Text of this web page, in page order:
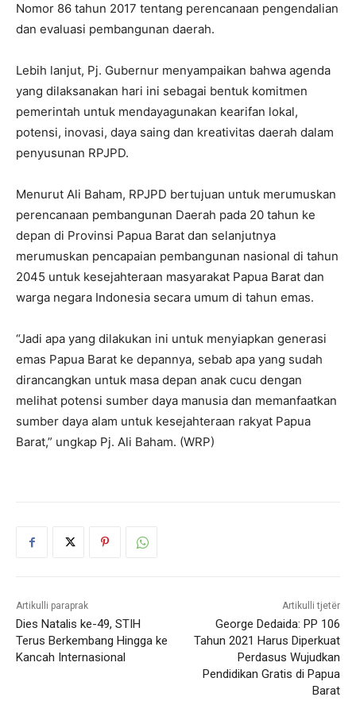
Nomor 86 tahun 2017 tentang perencanaan pengendalian
dan evaluasi pembangunan daerah.
Lebih lanjut, Pj. Gubernur menyampaikan bahwa agenda
yang dilaksanakan hari ini sebagai bentuk komitmen
pemerintah untuk mendayagunakan kearifan lokal,
potensi, inovasi, daya saing dan kreativitas daerah dalam
penyusunan RPJPD.
Menurut Ali Baham, RPJPD bertujuan untuk merumuskan
perencanaan pembangunan Daerah pada 20 tahun ke
depan di Provinsi Papua Barat dan selanjutnya
merumuskan pencapaian pembangunan nasional di tahun
2045 untuk kesejahteraan masyarakat Papua Barat dan
warga negara Indonesia secara umum di tahun emas.
“Jadi apa yang dilakukan ini untuk menyiapkan generasi
emas Papua Barat ke depannya, sebab apa yang sudah
dirancangkan untuk masa depan anak cucu dengan
melihat potensi sumber daya manusia dan memanfaatkan
sumber daya alam untuk kesejahteraan rakyat Papua
Barat,” ungkap Pj. Ali Baham. (WRP)
Artikulli paraprak
Dies Natalis ke-49, STIH
Terus Berkembang Hingga ke
Kancah Internasional
Artikulli tjetër
George Dedaida: PP 106
Tahun 2021 Harus Diperkuat
Perdasus Wujudkan
Pendidikan Gratis di Papua
Barat